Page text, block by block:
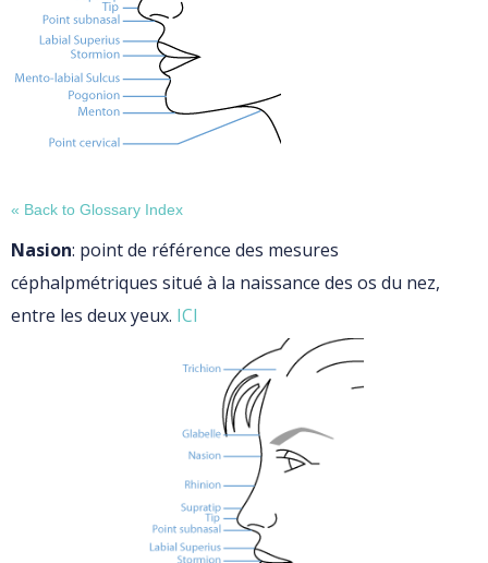
« Back to Glossary Index
Nasion: point de référence des mesures
céphalpmétriques situé à la naissance des os du nez,
entre les deux yeux. ICI